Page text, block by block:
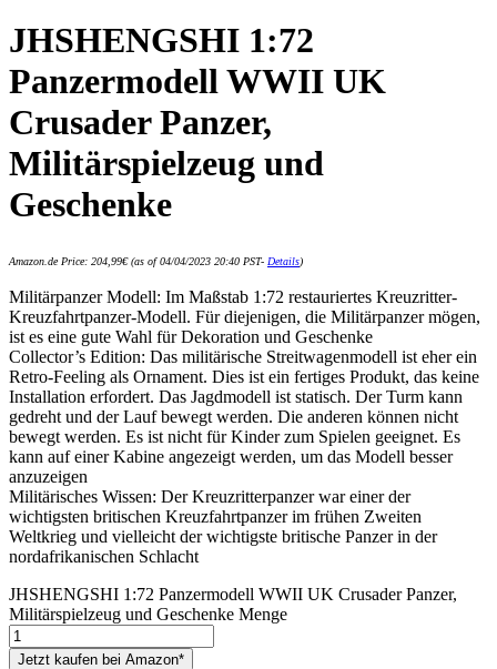
JHSHENGSHI 1:72
Panzermodell WWII UK
Crusader Panzer,
Militärspielzeug und
Geschenke
Amazon.de Price: 204,99€(as of 04/04/2023 20:40 PST- Details)
Militärpanzer Modell: Im Maßstab 1:72 restauriertes Kreuzritter-
Kreuzfahrtpanzer-Modell. Für diejenigen, die Militärpanzer mögen,
ist es eine gute Wahl für Dekoration und Geschenke
Collector’s Edition: Das militärische Streitwagenmodell ist eher ein
Retro-Feeling als Ornament. Dies ist ein fertiges Produkt, das keine
Installation erfordert. Das Jagdmodell ist statisch. Der Turm kann
gedreht und der Lauf bewegt werden. Die anderen können nicht
bewegt werden. Es ist nicht für Kinder zum Spielen geeignet. Es
kann auf einer Kabine angezeigt werden, um das Modell besser
anzuzeigen
Militärisches Wissen: Der Kreuzritterpanzer war einer der
wichtigsten britischen Kreuzfahrtpanzer im frühen Zweiten
Weltkrieg und vielleicht der wichtigste britische Panzer in der
nordafrikanischen Schlacht
JHSHENGSHI 1:72 Panzermodell WWII UK Crusader Panzer,
Militärspielzeug und Geschenke Menge
Jetzt kaufen bei Amazon*